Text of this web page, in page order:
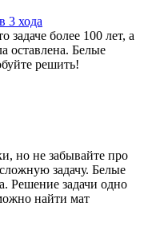
задаче более 100 лет, а
оставлена. Белые
решить!
но не забывайте про
задачу. Белые
Решение задачи одно
найти мат